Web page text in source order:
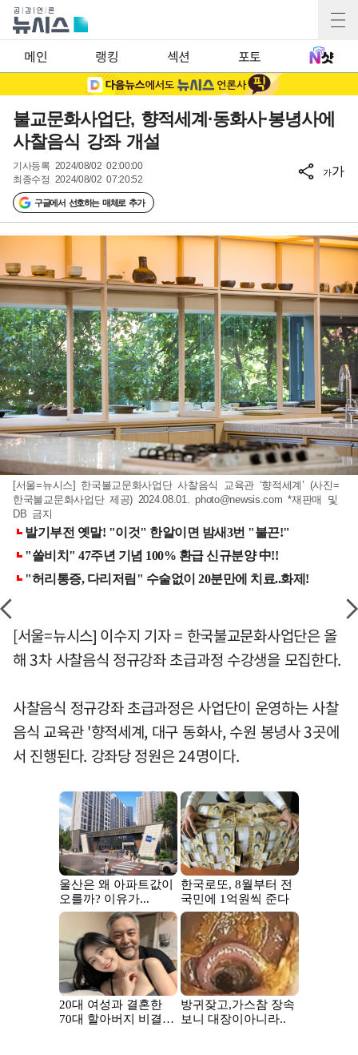
메인 랭킹 섹션 포토
불교문화사업단, 향적세계·동화사·봉녕사에
사찰음식 강좌 개설
기사등록 2024/08/02 02:00:00
최종수정 2024/08/02 07:20:52
구글에서 선호하는 매체로 추가
가가
[서울=뉴시스] 한국불교문화사업단 사찰음식 교육관 ‘향적세계’ (사진=
한국불교문화사업단 제공) 2024.08.01.photo@newsis.com *재판매 및
DB 금지
[서울=뉴시스] 이수지 기자 = 한국불교문화사업단은 올
해 3차 사찰음식 정규강좌 초급과정 수강생을 모집한다.
사찰음식 정규강좌 초급과정은 사업단이 운영하는 사찰
음식 교육관 '향적세계, 대구 동화사, 수원 봉녕사 3곳에
서 진행된다. 강좌당 정원은 24명이다.